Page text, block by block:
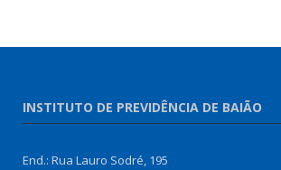
INSTITUTO DE PREVIDÊNCIA DE BAIÃO
End.: Rua Lauro Sodré, 195